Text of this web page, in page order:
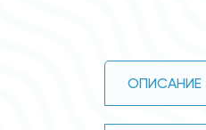
ОПИСАНИЕ